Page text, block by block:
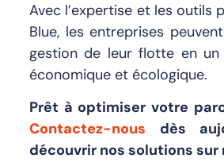
Avec l’expertise et les outils
Blue, les entreprises
gestion de leur flotte en
économique et écologique.
Prêt à optimiser votre
Contactez-nous dès
découvrir nos solutions sur